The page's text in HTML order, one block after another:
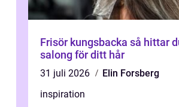
Frisör kungsbacka så hittar du rätt
salong för ditt hår
31 juli 2026
Elin Forsberg
inspiration